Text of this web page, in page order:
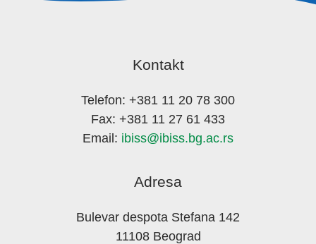
Kontakt
Telefon: +381 11 20 78 300
Fax: +381 11 27 61 433
Email: ibiss@ibiss.bg.ac.rs
Adresa
Bulevar despota Stefana 142
11108 Beograd